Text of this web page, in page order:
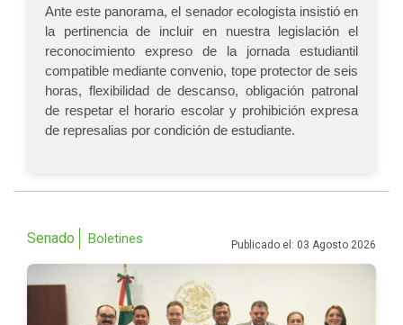
Ante este panorama, el senador ecologista insistió en
la pertinencia de incluir en nuestra legislación el
reconocimiento expreso de la jornada estudiantil
compatible mediante convenio, tope protector de seis
horas, flexibilidad de descanso, obligación patronal
de respetar el horario escolar y prohibición expresa
de represalias por condición de estudiante.
Senado Boletines Publicado el: 03 Agosto 2026